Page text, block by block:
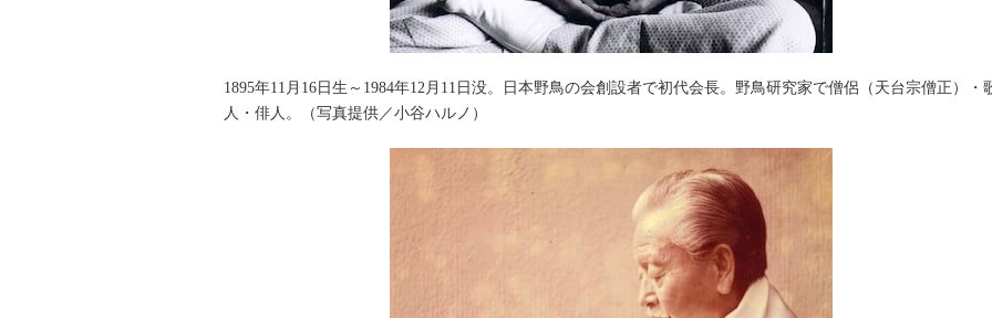
1895年11月16日生～1984年12月11日没。日本野鳥の会創設者で初代会長。野鳥研究家で僧侶（天台宗僧正）・
人・俳人。（写真提供／小谷ハルノ）